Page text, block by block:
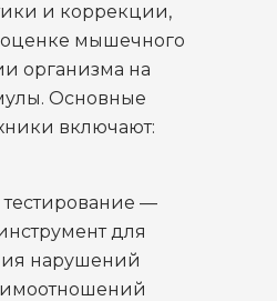
и коррекции,
мышечного
организма на
Основные
включают:
—
для
нарушений